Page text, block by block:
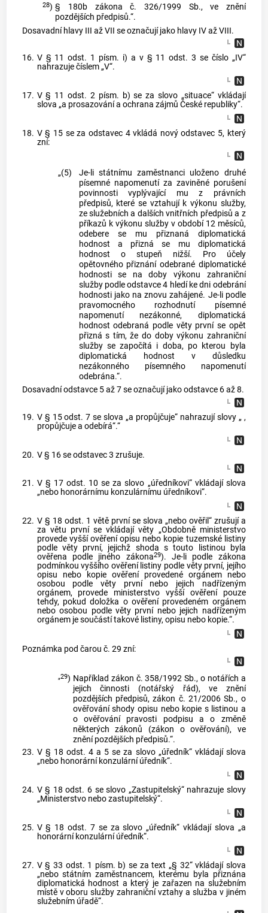
28) § 180b zákona č. 326/1999 Sb., ve znění
pozdějších předpisů.“.
Dosavadní hlavy III až VII se označují jako hlavy IV až VIII.
16. V § 11 odst. 1 písm. i) a v § 11 odst. 3 se číslo „IV“
nahrazuje číslem „V“.
17. V § 11 odst. 2 písm. b) se za slovo „situace“ vkládají
slova „a prosazování a ochrana zájmů České republiky“.
18. V § 15 se za odstavec 4 vkládá nový odstavec 5, který
zní:
„(5)
Je-li státnímu zaměstnanci uloženo druhé
písemné napomenutí za zaviněné porušení
povinnosti vyplývající mu z právních
předpisů, které se vztahují k výkonu služby,
ze služebních a dalších vnitřních předpisů a z
příkazů k výkonu služby v období 12 měsíců,
odebere se mu přiznaná diplomatická
hodnost a přizná se mu diplomatická
hodnost o stupeň nižší. Pro účely
opětovného přiznání odebrané diplomatické
hodnosti se na doby výkonu zahraniční
služby podle odstavce 4 hledí ke dni odebrání
hodnosti jako na znovu zahájené. Je-li podle
pravomocného rozhodnutí písemné
napomenutí nezákonné, diplomatická
hodnost odebraná podle věty první se opět
přizná s tím, že do doby výkonu zahraniční
služby se započítá i doba, po kterou byla
diplomatická hodnost v důsledku
nezákonného písemného napomenutí
odebrána.“.
Dosavadní odstavce 5 až 7 se označují jako odstavce 6 až 8.
19. V § 15 odst. 7 se slova „a propůjčuje“ nahrazují slovy „ ,
propůjčuje a odebírá“.“
20. V § 16 se odstavec 3 zrušuje.
21. V § 17 odst. 10 se za slovo „úředníkovi“ vkládají slova
„nebo honorárnímu konzulárnímu úředníkovi“.
22. V § 18 odst. 1 větě první se slova „nebo ověřil“ zrušují a
za větu první se vkládají věty „Obdobně ministerstvo
provede vyšší ověření opisu nebo kopie tuzemské listiny
podle věty první, jejichž shoda s touto listinou byla
ověřena podle jiného zákona29). Je-li podle zákona
podmínkou vyššího ověření listiny podle věty první, jejího
opisu nebo kopie ověření provedené orgánem nebo
osobou podle věty první nebo jejich nadřízeným
orgánem, provede ministerstvo vyšší ověření pouze
tehdy, pokud doložka o ověření provedeném orgánem
nebo osobou podle věty první nebo jejich nadřízeným
orgánem je součástí takové listiny, opisu nebo kopie.“.
Poznámka pod čarou č. 29 zní:
„29) Například zákon č. 358/1992 Sb., o notářích a
jejich činnosti (notářský řád), ve znění
pozdějších předpisů, zákon č. 21/2006 Sb., o
ověřování shody opisu nebo kopie s listinou a
o ověřování pravosti podpisu a o změně
některých zákonů (zákon o ověřování), ve
znění pozdějších předpisů.“.
23. V § 18 odst. 4 a 5 se za slovo „úředník“ vkládají slova
„nebo honorární konzulární úředník“.
24. V § 18 odst. 6 se slovo „Zastupitelský“ nahrazuje slovy
„Ministerstvo nebo zastupitelský“.
25. V § 18 odst. 7 se za slovo „úředník“ vkládají slova „a
honorární konzulární úředník“.
27. V § 33 odst. 1 písm. b) se za text „§ 32“ vkládají slova
„nebo státním zaměstnancem, kterému byla přiznána
diplomatická hodnost a který je zařazen na služebním
místě v oboru služby zahraniční vztahy a služba v jiném
služebním úřadě“.